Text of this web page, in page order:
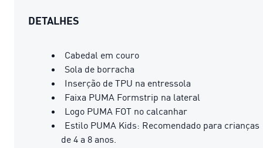
DETALHES
Cabedal em couro
Sola de borracha
Inserção de TPU na entressola
Faixa PUMA Formstrip na lateral
Logo PUMA FOT no calcanhar
Estilo PUMA Kids: Recomendado para crianças
de 4 a 8 anos.